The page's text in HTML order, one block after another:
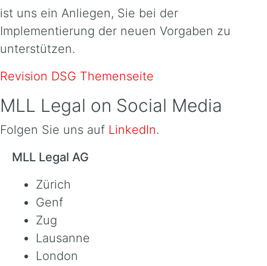
ist uns ein Anliegen, Sie bei der
Implementierung der neuen Vorgaben zu
unterstützen.
Revision DSG Themenseite
MLL Legal on Social Media
Folgen Sie uns auf LinkedIn.
MLL Legal AG
Zürich
Genf
Zug
Lausanne
London